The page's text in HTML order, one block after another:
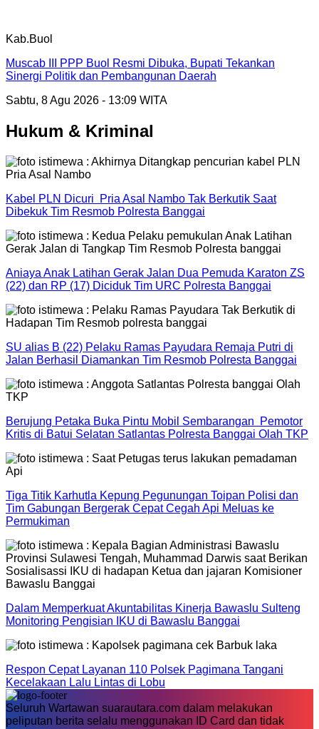
Kab.Buol
Muscab III PPP Buol Resmi Dibuka, Bupati Tekankan
Sinergi Politik dan Pembangunan Daerah
Sabtu, 8 Agu 2026 - 13:09 WITA
Hukum & Kriminal
Kabel PLN Dicuri Pria Asal Nambo Tak Berkutik Saat
Dibekuk Tim Resmob Polresta Banggai
Aniaya Anak Latihan Gerak Jalan Dua Pemuda Karaton ZS
(22) dan RP (17) Diciduk Tim URC Polresta Banggai
SU alias B (22) Pelaku Ramas Payudara Remaja Putri di
Jalan Berhasil Diamankan Tim Resmob Polresta Banggai
Berujung Petaka Buka Pintu Mobil Sembarangan Pemotor
Kritis di Batui Selatan Satlantas Polresta Banggai Olah TKP
Tiga Titik Karhutla Kepung Pegunungan Toipan Polisi dan
Tim Gabungan Bergerak Cepat Cegah Api Meluas ke
Permukiman
Dalam Memperkuat Akuntabilitas Kinerja Bawaslu Sulteng
Monitoring Pengisian IKU di Bawaslu Banggai
Respon Cepat Layanan 110 Polsek Pagimana Tangani
Kecelakaan Lalu Lintas di Lobu
Seluruh Wartawan suarautara.com dalam melakukan
peliputan berita selalu menggunakan ID Card dan tidak